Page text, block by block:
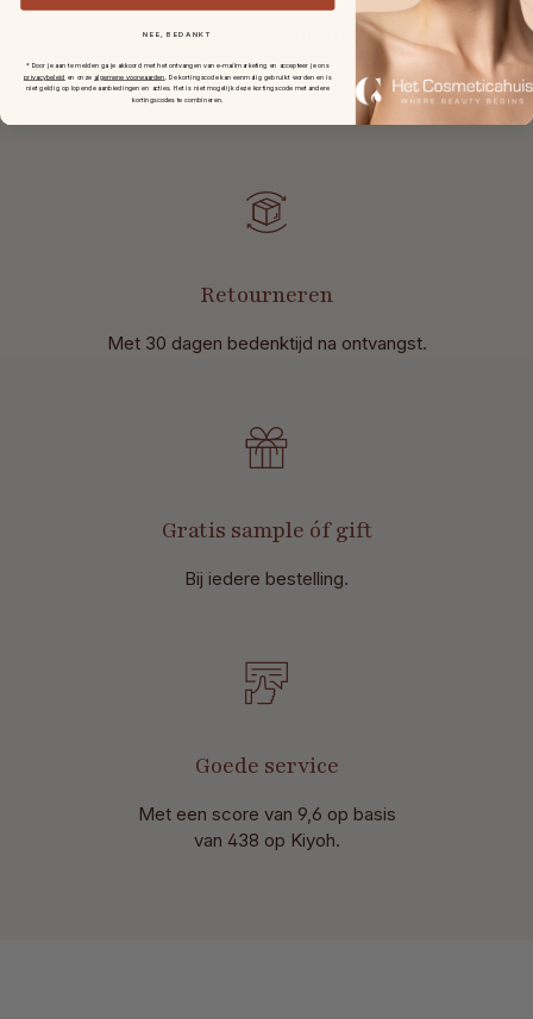
Gratis verzending
in Nederland en België bij
bestellingen v.a. € 49,-.
Retourneren
Met 30 dagen bedenktijd na ontvangst.
Gratis sample óf gift
Bij iedere bestelling.
Goede service
Met een score van 9,6 op basis
van 438 op Kiyoh.
NEE, BEDANKT
* Door je aan te melden ga je akkoord met het ontvangen van e-mailmarketing en accepteer je ons
privacybeleid en onze algemene voorwaarden .De kortingscode kan eenmalig gebruikt worden en is
niet geldig op lopende aanbiedingen en acties. Het is niet mogelijk deze kortingscode met andere
kortingscodes te combineren.